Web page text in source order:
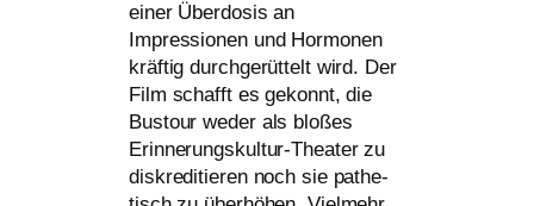
einer Überdosis an
Impressionen und Hormonen
kräf­tig durch­ge­rüt­telt wird. Der
Film schafft es gekonnt, die
Bustour weder als blo­ßes
Erinnerungskultur-Theater zu
dis­kre­di­tie­ren noch sie pathe­